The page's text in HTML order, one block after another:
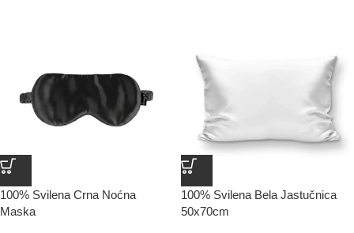
100% Svilena Crna Noćna
Maska
100% Svilena Bela Jastučnica
50x70cm